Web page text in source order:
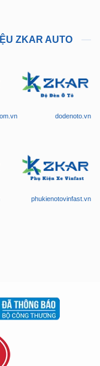
ZKAR AUTO
dodenoto.vn
phukienotovinfast.vn